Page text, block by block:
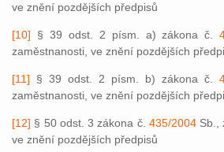
ve znění pozdějších předpisů
[10] § 39 odst. 2 písm. a) zákona č.
zaměstnanosti, ve znění pozdějších
[11] § 39 odst. 2 písm. b) zákona č.
zaměstnanosti, ve znění pozdějších
[12] § 50 odst. 3 zákona č. 435/2004Sb.,
ve znění pozdějších předpisů